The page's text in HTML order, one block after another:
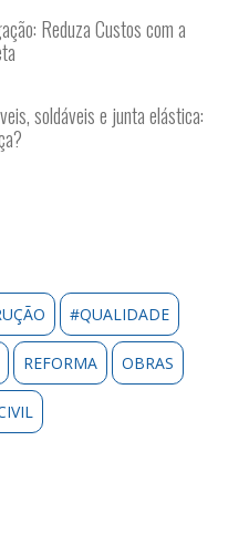
Reduza Custos com a
soldáveis e junta elástica:
#QUALIDADE
REFORMA OBRAS